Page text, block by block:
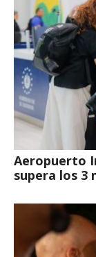
Aeropuerto
supera los 3